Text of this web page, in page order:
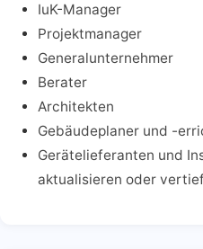
IuK-Manager
Projektmanager
Generalunternehmer
Berater
Architekten
Gebäudeplaner und -
Gerätelieferanten und
aktualisieren oder